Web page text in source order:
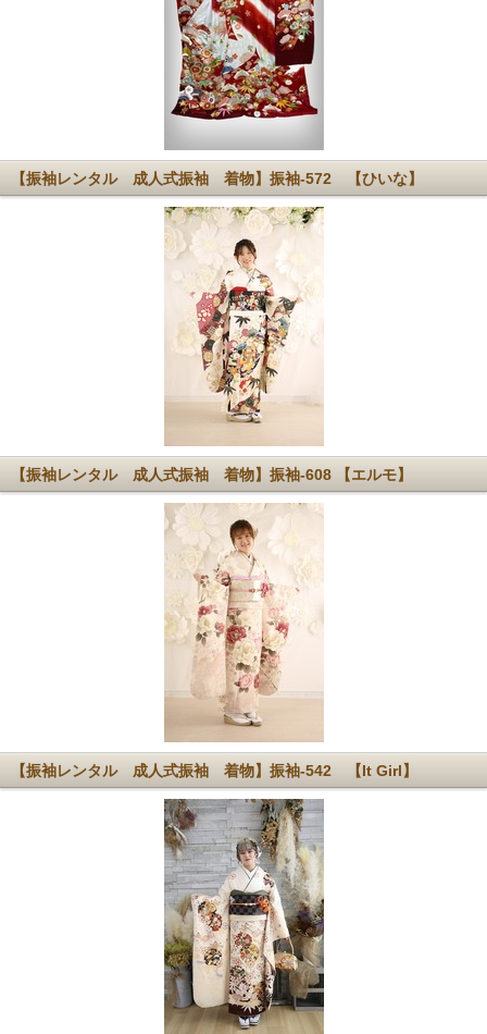
【振袖レンタル 成人式振袖 着物】振袖-572 【ひいな】
【振袖レンタル 成人式振袖 着物】振袖-608 【エルモ】
【振袖レンタル 成人式振袖 着物】振袖-542 【It Girl】